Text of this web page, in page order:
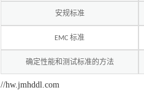
安规标准
EMC 标准
确定性能和测试标准的方法
//hw.jmhddl.com